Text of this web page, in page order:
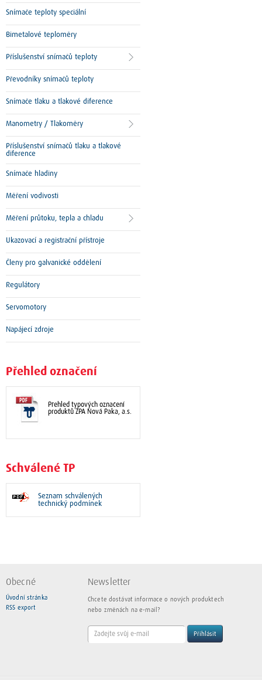
Snímače teploty speciální
Bimetalové teploměry
Příslušenství snímačů teploty
Převodníky snímačů teploty
Snímače tlaku a tlakové diference
Manometry / Tlakoměry
Příslušenství snímačů tlaku a tlakové
diference
Snímače hladiny
Měření vodivosti
Měření průtoku, tepla a chladu
Ukazovací a registrační přístroje
Členy pro galvanické oddělení
Regulátory
Servomotory
Napájecí zdroje
Přehled označení
Přehled typových označení
produktů ZPA Nová Paka, a.s.
Schválené TP
Seznam schválených
technický podmínek
Obecné
Úvodní stránka
RSS export
Newsletter
Chcete dostávat informace o nových produktech
nebo změnách na e-mail?
Přihlásit